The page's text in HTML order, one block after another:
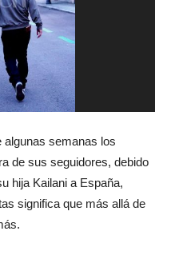
algunas semanas los
de sus seguidores, debido
hija Kailani a España,
significa que más allá de